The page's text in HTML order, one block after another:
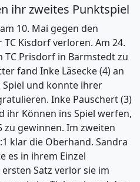
ihr zweites Punktspiel
10. Mai gegen den
Kisdorf verloren. Am 24.
TC Prisdorf in Barmstedt zu
fand Inke Läsecke (4) an
und konnte ihrer
Inke Pauschert (3)
ihr Können ins Spiel werfen,
zu gewinnen. Im zweiten
klar die Oberhand. Sandra
es in ihrem Einzel
Satz verlor sie im